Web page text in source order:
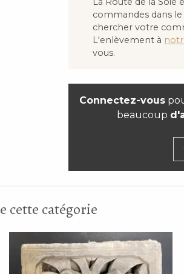
commandes dans
chercher votre
L'enlèvement à
vous.
Connectez-vous
beaucoup
cette catégorie